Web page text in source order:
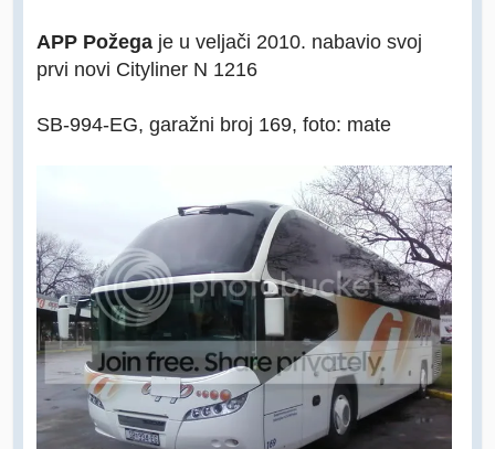
APP Požega je u veljači 2010. nabavio svoj
prvi novi Cityliner N 1216
SB-994-EG, garažni broj 169, foto: mate